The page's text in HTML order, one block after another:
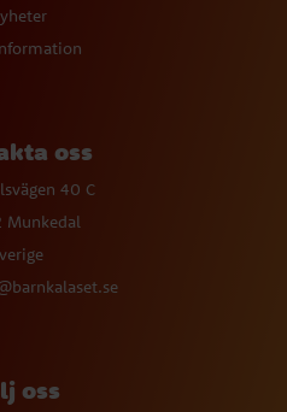
oss
40 C
Munkedal
oss